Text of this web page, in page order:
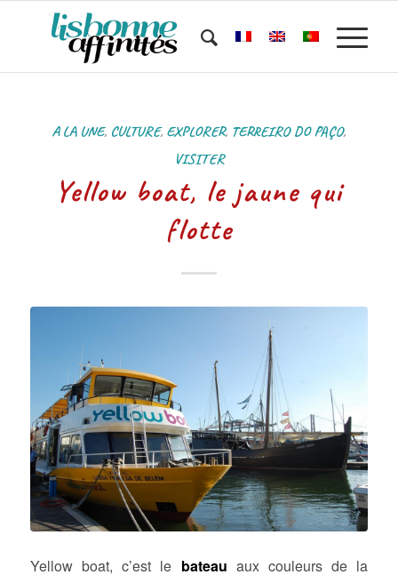
A LA UNE, CULTURE, EXPLORER, TERREIRO DO PAÇO,
VISITER
Yellow boat, le jaune qui
flotte
Yellow boat, c’est le bateau aux couleurs de la